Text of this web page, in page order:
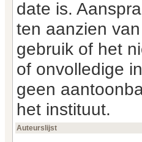
date is.
ten aanzien
gebruik of het
of onvolledige
geen
het instituut.
Auteurslijst